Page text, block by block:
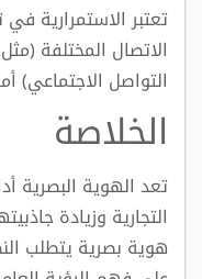
تعتبر الاستمرارية
الاتصال المختلفة
التواصل الاجتماعي)
الخلاصة
تعد الهوية البصرية
التجارية وزيادة
هوية بصرية يتطلب